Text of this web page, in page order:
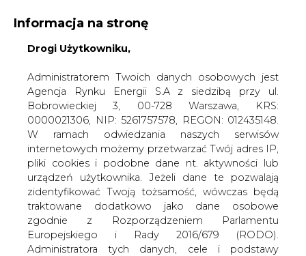
KONTAKT:
WYDAWCA PORTALU:
WYSOKI KONTRAST WIELKOŚĆ TEKSTU A A
ZALOGUJ SIĘ
Informacja na stronę
Drogi Użytkowniku,
Administratorem Twoich danych osobowych jest
Agencja Rynku Energii S.A z siedzibą przy ul.
Bobrowieckiej 3, 00-728 Warszawa, KRS:
0000021306, NIP: 5261757578, REGON: 012435148.
W ramach odwiedzania naszych serwisów
internetowych możemy przetwarzać Twój adres IP,
pliki cookies i podobne dane nt. aktywności lub
urządzeń użytkownika. Jeżeli dane te pozwalają
zidentyfikować Twoją tożsamość, wówczas będą
traktowane dodatkowo jako dane osobowe
zgodnie z Rozporządzeniem Parlamentu
Europejskiego i Rady 2016/679 (RODO).
Administratora tych danych, cele i podstawy